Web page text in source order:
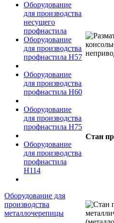
Оборудование
для производства
несущего
профнастила
Оборудование
для производства
профнастила Н57
Оборудование
для производства
профнастила Н60
Оборудование
для производства
профнастила Н75
Оборудование
для производства
профнастила
Н114
Оборудование для
производства
металлочерепицы
Стан